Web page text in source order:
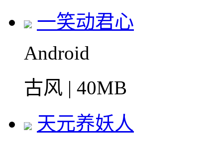
一笑动君心
Android
古风 | 40MB
天元养妖人